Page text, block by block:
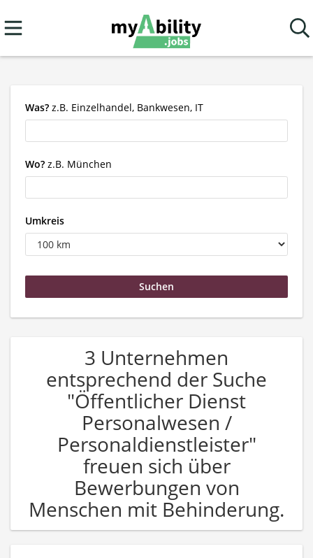
Was? z.B. Einzelhandel, Bankwesen, IT
Wo? z.B. München
Umkreis
3 Unternehmen
entsprechend der Suche
"Öffentlicher Dienst
Personalwesen /
Personaldienstleister"
freuen sich über
Bewerbungen von
Menschen mit Behinderung.